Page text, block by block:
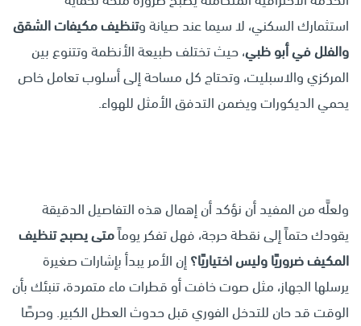
استثمارك السكني، لا سيما عند صيانة وتنظيف مكيفات الشقق
والفلل في أبو ظبي، حيث تختلف طبيعة الأنظمة وتتنوع بين
المركزي والاسبليت، وتحتاج كل مساحة إلى أسلوب تعامل خاص
يحمي الديكورات ويضمن التدفق الأمثل للهواء.
ولعلَّه من المفيد أن نؤكد أن إهمال هذه التفاصيل الدقيقة
يقودك حتماً إلى نقطة حرجة، فهل تفكر يوماًمتى يصبح تنظيف
المكيف ضروريًا وليس اختياريًا؟ إن الأمر يبدأ بإشارات صغيرة
يرسلها الجهاز، مثل صوت خافت أو قطرات ماء متمردة، تنبئك بأن
الوقت قد حان للتدخل الفوري قبل حدوث العطل الكبير. وحرصًا